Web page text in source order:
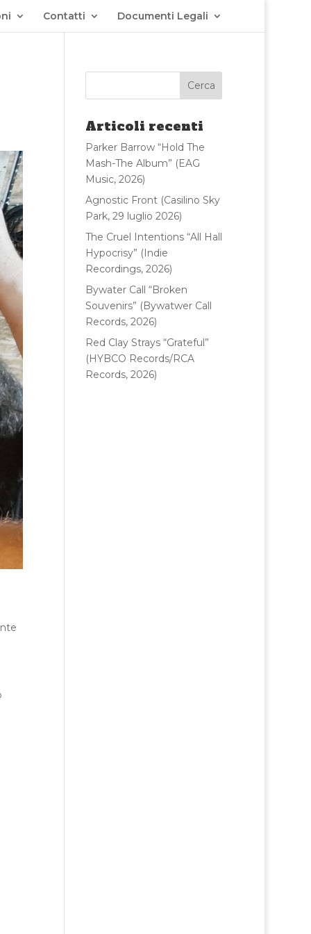
Contatti Documenti Legali
Articoli recenti
Parker Barrow “Hold The
Mash-The Album” (EAG
Music, 2026)
Agnostic Front (Casilino Sky
Park, 29 luglio 2026)
The Cruel Intentions “All Hall
Hypocrisy” (Indie
Recordings, 2026)
Bywater Call “Broken
Souvenirs” (Bywatwer Call
Records, 2026)
Red Clay Strays “Grateful”
(HYBCO Records/RCA
Records, 2026)